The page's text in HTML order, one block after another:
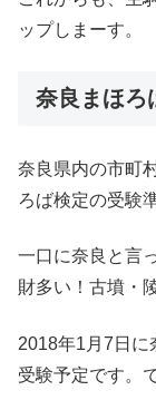
ップしまーす。
奈良まほろ
奈良県内の市町
ろば検定の受験
一口に奈良と言
財多い！古墳・
2018年1月7日
受験予定です。